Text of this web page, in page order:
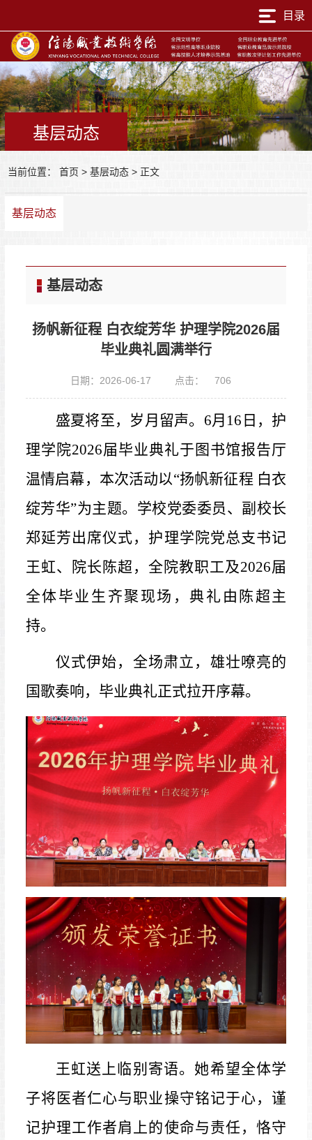
目录
基层动态
当前位置： 首页 > 基层动态 >正文
基层动态
基层动态
扬帆新征程 白衣绽芳华 护理学院2026届
毕业典礼圆满举行
日期：2026-06-17 点击： 706
盛夏将至，岁月留声。6月16日，护
理学院2026届毕业典礼于图书馆报告厅
温情启幕，本次活动以“扬帆新征程 白衣
绽芳华”为主题。学校党委委员、副校长
郑延芳出席仪式，护理学院党总支书记
王虹、院长陈超，全院教职工及2026届
全体毕业生齐聚现场，典礼由陈超主
持。
仪式伊始，全场肃立，雄壮嘹亮的
国歌奏响，毕业典礼正式拉开序幕。
王虹送上临别寄语。她希望全体学
子将医者仁心与职业操守铭记于心，谨
记护理工作者肩上的使命与责任，恪守